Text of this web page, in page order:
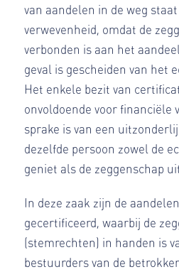
van aandelen in de weg
verwevenheid, omdat de
verbonden is aan het
geval is gescheiden van het
Het enkele bezit van
onvoldoende voor financiële
sprake is van een
dezelfde persoon zowel de
geniet als de zeggenschap
In deze zaak zijn de
gecertificeerd, waarbij de
(stemrechten) in handen is
bestuurders van de